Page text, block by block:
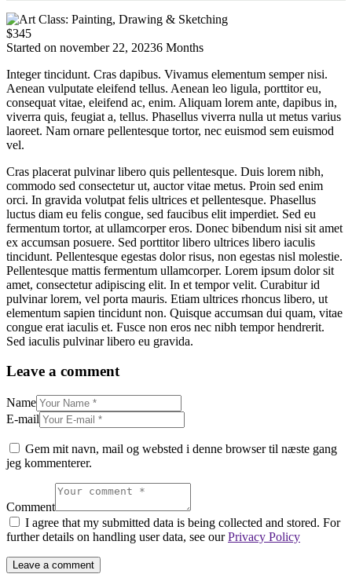
$345
Started on november 22, 20236 Months
Integer tincidunt. Cras dapibus. Vivamus elementum semper nisi.
Aenean vulputate eleifend tellus. Aenean leo ligula, porttitor eu,
consequat vitae, eleifend ac, enim. Aliquam lorem ante, dapibus in,
viverra quis, feugiat a, tellus. Phasellus viverra nulla ut metus varius
laoreet. Nam ornare pellentesque tortor, nec euismod sem euismod
vel.
Cras placerat pulvinar libero quis pellentesque. Duis lorem nibh,
commodo sed consectetur ut, auctor vitae metus. Proin sed enim
orci. In gravida volutpat felis ultrices et pellentesque. Phasellus
luctus diam eu felis congue, sed faucibus elit imperdiet. Sed eu
fermentum tortor, at ullamcorper eros. Donec bibendum nisi sit amet
ex accumsan posuere. Sed porttitor libero ultrices libero iaculis
tincidunt. Pellentesque egestas dolor risus, non egestas nisl molestie.
Pellentesque mattis fermentum ullamcorper. Lorem ipsum dolor sit
amet, consectetur adipiscing elit. In et tempor velit. Curabitur id
pulvinar lorem, vel porta mauris. Etiam ultrices rhoncus libero, ut
elementum sapien tincidunt non. Quisque accumsan dui quam, vitae
congue erat iaculis et. Fusce non eros nec nibh tempor hendrerit.
Sed iaculis pulvinar libero eu gravida.
Leave a comment
Name
E-mail
Gem mit navn, mail og websted i denne browser til næste gang
jeg kommenterer.
Comment
I agree that my submitted data is being collected and stored. For
further details on handling user data, see ourPrivacy Policy